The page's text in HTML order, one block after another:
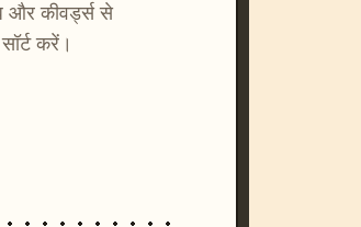
और कीवर्ड्स से
करें।